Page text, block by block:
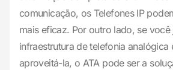
comunicação, os Telefones IP
mais eficaz. Por outro lado, se você
infraestrutura de telefonia analógica
aproveitá-la, o ATA pode ser a